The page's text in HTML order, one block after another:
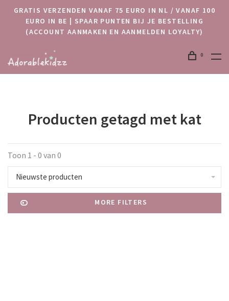
GRATIS VERZENDEN VANAF 75 EURO IN NL / VANAF 100
EURO IN BE | SPAAR PUNTEN BIJ JE BESTELLING
(ACCOUNT AANMAKEN EN AANMELDEN LOYALTY)
0
Producten getagd met kat
Toon 1 - 0 van 0
Nieuwste producten
MORE FILTERS